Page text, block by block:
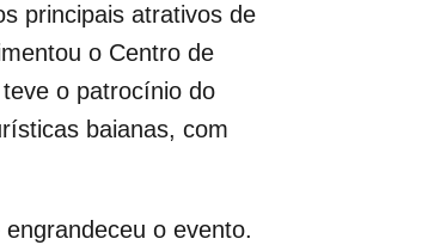
principais atrativos de
o Centro de
o patrocínio do
baianas, com
o evento.